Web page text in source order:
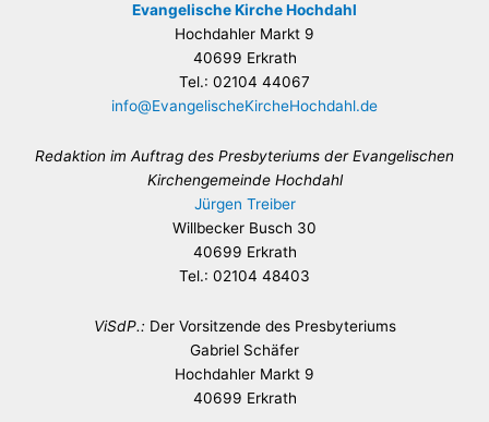
Evangelische Kirche Hochdahl
Hochdahler Markt 9
40699 Erkrath
Tel.: 02104 44067
info@EvangelischeKircheHochdahl.de
Redaktion im Auftrag des Presbyteriums der Evangelischen
Kirchengemeinde Hochdahl
Jürgen Treiber
Willbecker Busch 30
40699 Erkrath
Tel.: 02104 48403
ViSdP.: Der Vorsitzende des Presbyteriums
Gabriel Schäfer
Hochdahler Markt 9
40699 Erkrath